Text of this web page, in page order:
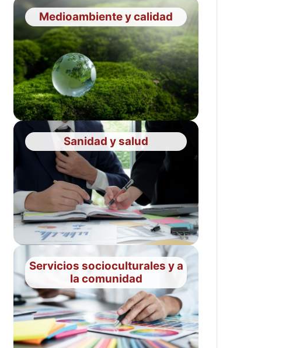
Medioambiente y calidad
Sanidad y salud
Servicios socioculturales y a
la comunidad